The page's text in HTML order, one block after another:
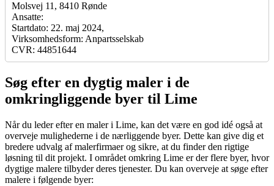
Molsvej 11, 8410 Rønde
Ansatte:
Startdato: 22. maj 2024,
Virksomhedsform: Anpartsselskab
CVR: 44851644
Søg efter en dygtig maler i de
omkringliggende byer til Lime
Når du leder efter en maler i Lime, kan det være en god idé også at
overveje mulighederne i de nærliggende byer. Dette kan give dig et
bredere udvalg af malerfirmaer og sikre, at du finder den rigtige
løsning til dit projekt. I området omkring Lime er der flere byer, hvor
dygtige malere tilbyder deres tjenester. Du kan overveje at søge efter
malere i følgende byer: